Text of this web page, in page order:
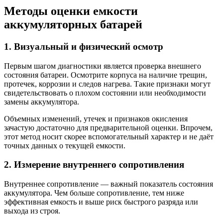
Методы оценки емкости
аккумуляторных батарей
1. Визуальный и физический осмотр
Первым шагом диагностики является проверка внешнего
состояния батареи. Осмотрите корпуса на наличие трещин,
протечек, коррозии и следов нагрева. Такие признаки могут
свидетельствовать о плохом состоянии или необходимости
замены аккумулятора.
Объемных изменений, утечек и признаков окисления
зачастую достаточно для предварительной оценки. Впрочем,
этот метод носит скорее вспомогательный характер и не даёт
точных данных о текущей емкости.
2. Измерение внутреннего сопротивления
Внутреннее сопротивление — важный показатель состояния
аккумулятора. Чем больше сопротивление, тем ниже
эффективная емкость и выше риск быстрого разряда или
выхода из строя.